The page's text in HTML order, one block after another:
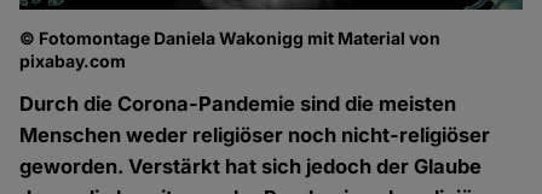
© Fotomontage Daniela Wakonigg mit Material von
pixabay.com
Durch die Corona-Pandemie sind die meisten
Menschen weder religiöser noch nicht-religiöser
geworden. Verstärkt hat sich jedoch der Glaube